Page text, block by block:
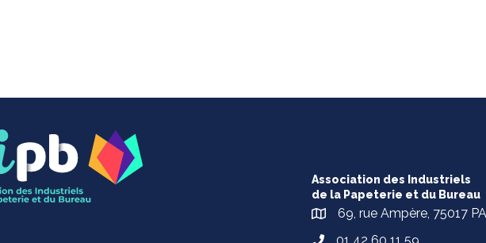
Association des Industriels
de la Papeterie et du Bureau
69, rue Ampère, 75017